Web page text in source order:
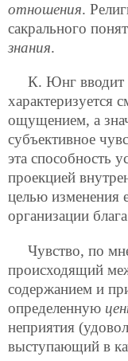
отношения.
сакрального
знания.
К. Юнг вводит
характеризуется
ощущением, а
субъективное
эта способность
проекцией
целью изменения
организации
Чувство, по
происходящий
содержанием и
определенную
неприятия
выступающий в